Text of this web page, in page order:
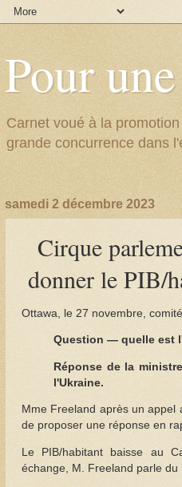
Pour
Carnet voué à la
grande concurrence dans
samedi 2 décembre 2023
Cirque
donner le PIB/
Ottawa, le 27 novembre,
Question — quelle est
Réponse de la
l'Ukraine.
Mme Freeland après un
de proposer une réponse en
Le PIB/habitant baisse au
échange, M. Freeland parle